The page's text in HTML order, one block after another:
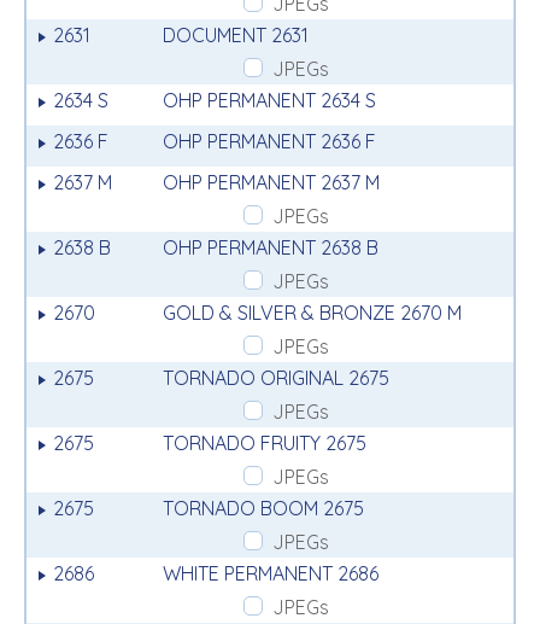
2631
DOCUMENT 2631
JPEGs
2634 S
OHP PERMANENT 2634 S
2636 F
OHP PERMANENT 2636 F
2637 M
OHP PERMANENT 2637 M
JPEGs
2638 B
OHP PERMANENT 2638 B
JPEGs
2670
GOLD & SILVER & BRONZE 2670 M
JPEGs
2675
TORNADO ORIGINAL 2675
JPEGs
2675
TORNADO FRUITY 2675
JPEGs
2675
TORNADO BOOM 2675
JPEGs
2686
WHITE PERMANENT 2686
JPEGs